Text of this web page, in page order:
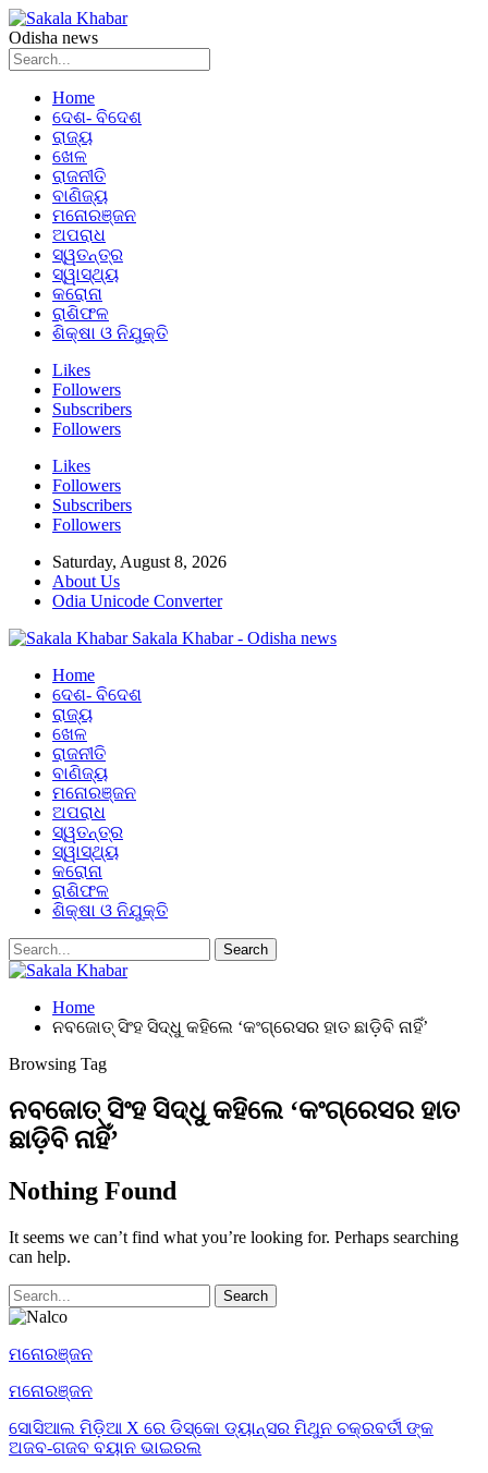
Odisha news
Home
ଦେଶ- ବିଦେଶ
ରାଜ୍ୟ
ଖେଳ
ରାଜନୀତି
ବାଣିଜ୍ୟ
ମନୋରଞ୍ଜନ
ଅପରାଧ
ସ୍ୱତନ୍ତ୍ର
ସ୍ୱାସ୍ଥ୍ୟ
କରୋନା
ରାଶିଫଳ
ଶିକ୍ଷା ଓ ନିଯୁକ୍ତି
Likes
Followers
Subscribers
Followers
Likes
Followers
Subscribers
Followers
Saturday, August 8, 2026
About Us
Odia Unicode Converter
Sakala Khabar - Odisha news
Home
ଦେଶ- ବିଦେଶ
ରାଜ୍ୟ
ଖେଳ
ରାଜନୀତି
ବାଣିଜ୍ୟ
ମନୋରଞ୍ଜନ
ଅପରାଧ
ସ୍ୱତନ୍ତ୍ର
ସ୍ୱାସ୍ଥ୍ୟ
କରୋନା
ରାଶିଫଳ
ଶିକ୍ଷା ଓ ନିଯୁକ୍ତି
Home
ନବଜୋତ୍ ସିଂହ ସିଦ୍ଧୁ କହିଲେ ‘କଂଗ୍ରେସର ହାତ ଛାଡ଼ିବି ନାହିଁ’
Browsing Tag
ନବଜୋତ୍ ସିଂହ ସିଦ୍ଧୁ କହିଲେ ‘କଂଗ୍ରେସର ହାତ
ଛାଡ଼ିବି ନାହିଁ’
Nothing Found
It seems we can’t find what you’re looking for. Perhaps searching
can help.
ମନୋରଞ୍ଜନ
ମନୋରଞ୍ଜନ
ସୋସିଆଲ ମିଡ଼ିଆ X ରେ ଡିସ୍କୋ ଡ୍ୟାନ୍ସର ମିଥୁନ ଚକ୍ରବର୍ତୀ ଙ୍କ
ଅଜବ-ଗଜବ ବୟାନ ଭାଇରଲ